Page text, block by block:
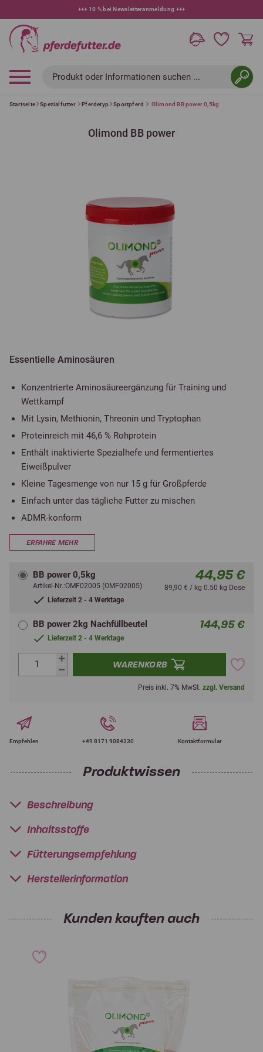
+++ 10 % bei Newsletteranmeldung +++
Produkt oder Informationen suchen ...
Startseite Spezialfutter Pferdetyp Sportpferd Olimond BB power 0,5kg
Olimond BB power
Essentielle Aminosäuren
Konzentrierte Aminosäureergänzung für Training und
Wettkampf
Mit Lysin, Methionin, Threonin und Tryptophan
Proteinreich mit 46,6 % Rohprotein
Enthält inaktivierte Spezialhefe und fermentiertes
Eiweißpulver
Kleine Tagesmenge von nur 15 g für Großpferde
Einfach unter das tägliche Futter zu mischen
ADMR-konform
ERFAHRE MEHR
BB power 0,5kg
Artikel-Nr.:OMF02005 (OMF02005)
Lieferzeit 2 - 4 Werktage
44,95 €
89,90 € / kg 0.50 kg Dose
BB power 2kg Nachfüllbeutel
Lieferzeit 2 - 4 Werktage
144,95 €
WARENKORB
Preis inkl. 7% MwSt. zzgl. Versand
Empfehlen +49 8171 9084330 Kontaktformular
Produktwissen
Beschreibung
Inhaltsstoffe
Fütterungsempfehlung
Herstellerinformation
Kunden kauften auch